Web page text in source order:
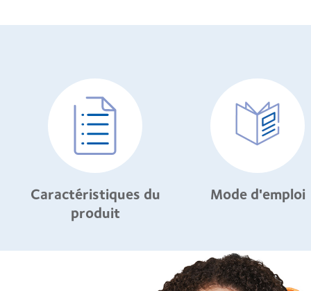
Caractéristiques du
produit
Mode d'emploi